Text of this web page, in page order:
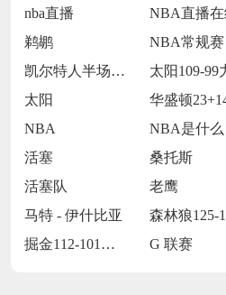
nba直播
鹈鹕
NBA常规赛
凯尔特人半场65-55领先雷霆
太阳
NBA
NBA是什么
活塞
桑托斯
活塞队
老鹰
马特 - 伊什比亚
掘金112-101击败独行侠
G 联赛